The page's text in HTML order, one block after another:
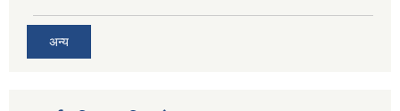
अन्य